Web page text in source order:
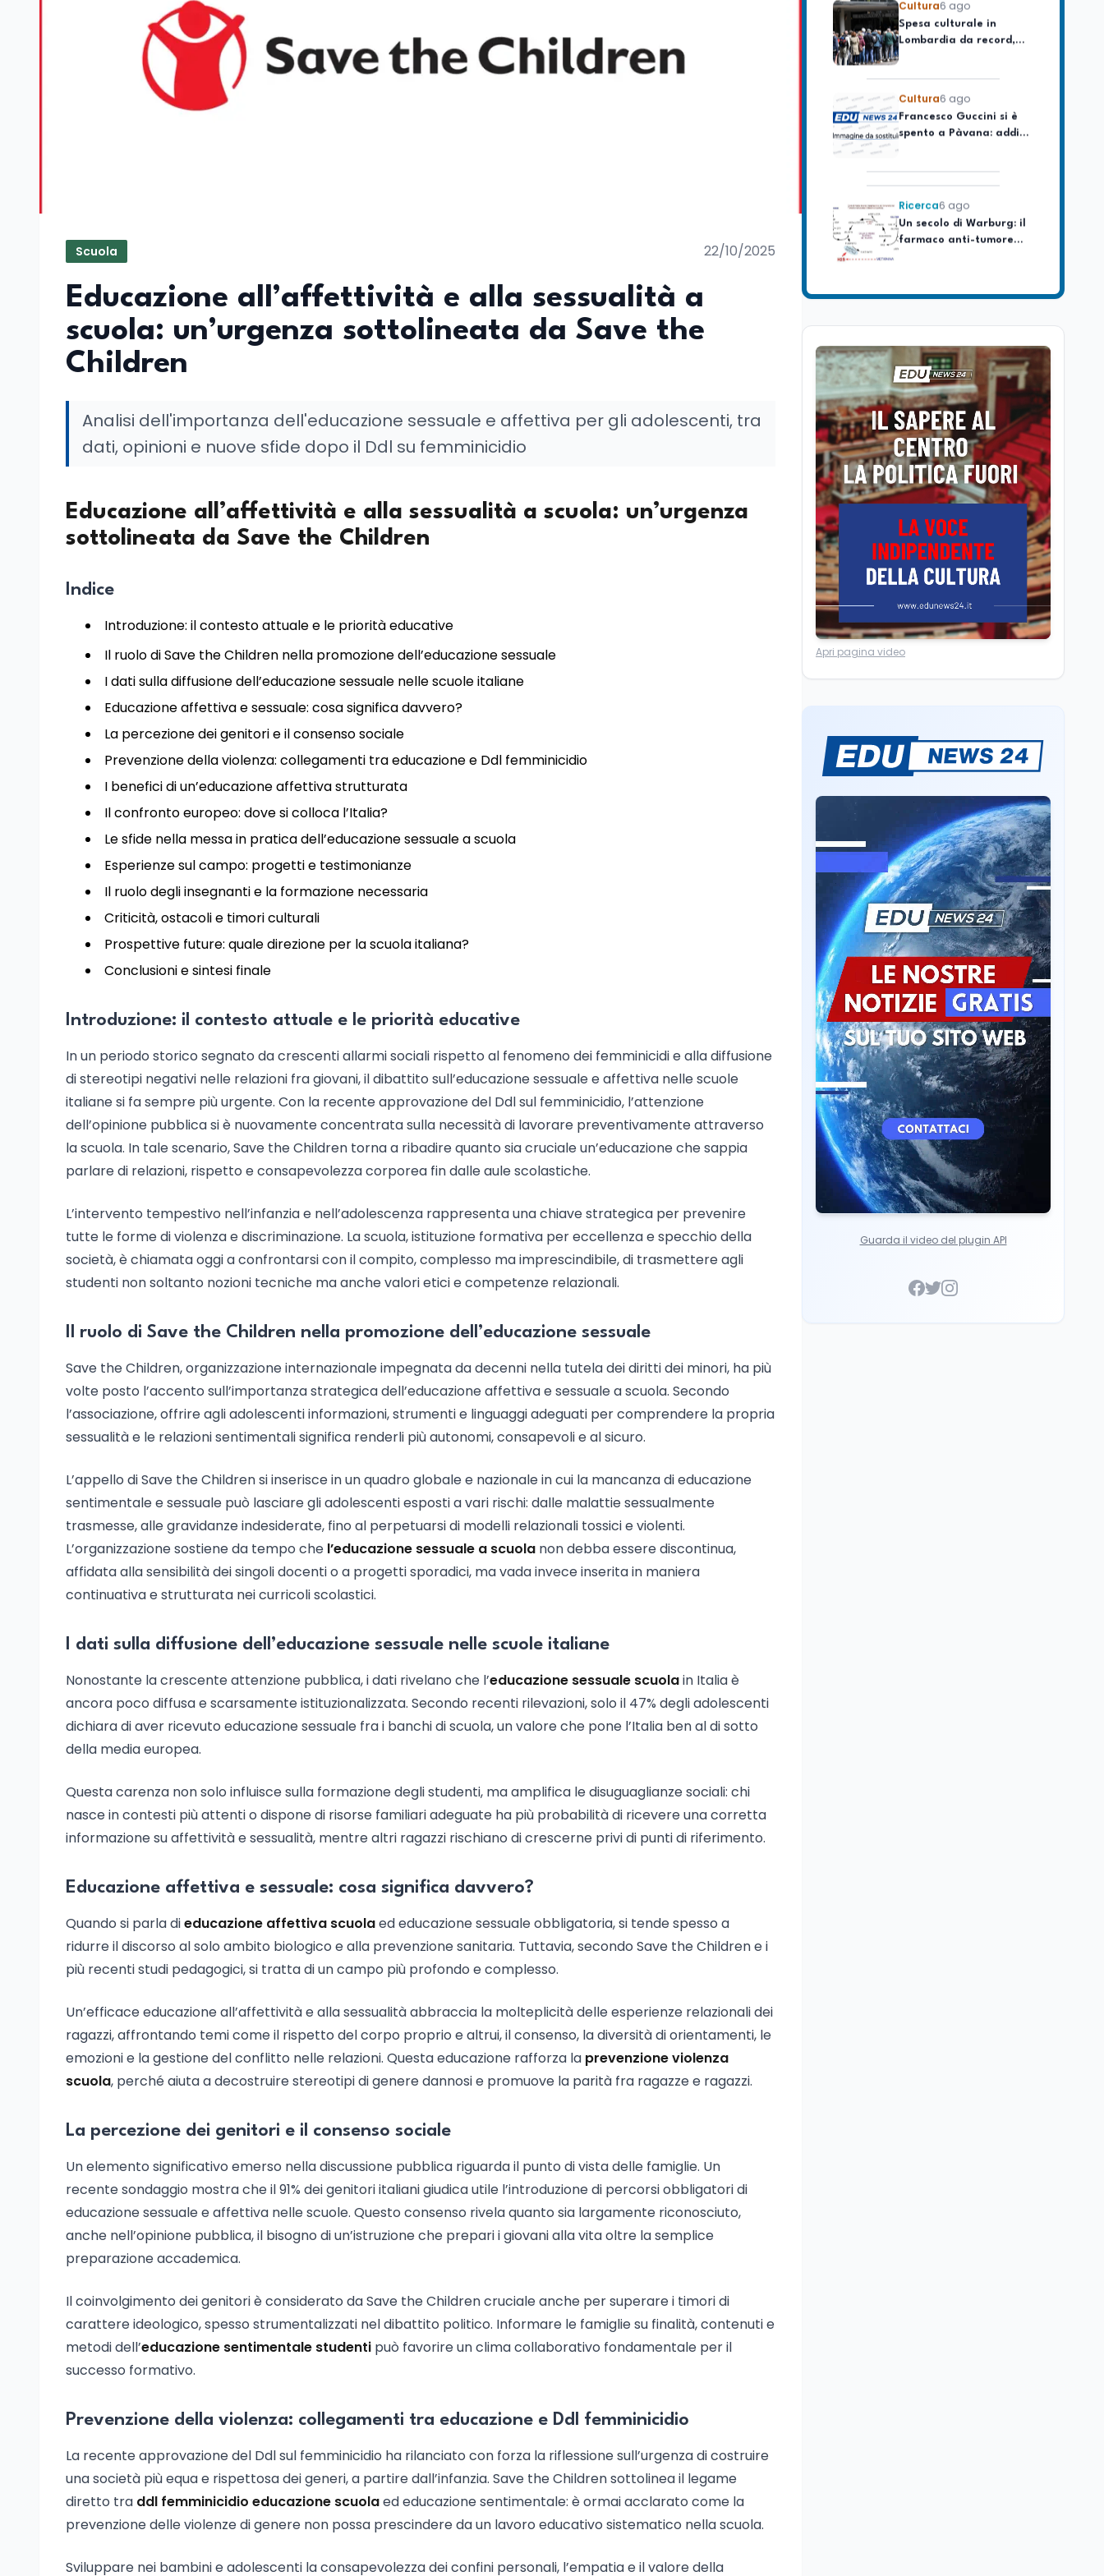
Scuola 22/10/2025
Educazione all’affettività e alla sessualità a
scuola: un’urgenza sottolineata da Save the
Children
Analisi dell'importanza dell'educazione sessuale e affettiva per gli adolescenti, tra
dati, opinioni e nuove sfide dopo il Ddl su femminicidio
Educazione all’affettività e alla sessualità a scuola: un’urgenza
sottolineata da Save the Children
Indice
Introduzione: il contesto attuale e le priorità educative
Il ruolo di Save the Children nella promozione dell’educazione sessuale
I dati sulla diffusione dell’educazione sessuale nelle scuole italiane
Educazione affettiva e sessuale: cosa significa davvero?
La percezione dei genitori e il consenso sociale
Prevenzione della violenza: collegamenti tra educazione e Ddl femminicidio
I benefici di un’educazione affettiva strutturata
Il confronto europeo: dove si colloca l’Italia?
Le sfide nella messa in pratica dell’educazione sessuale a scuola
Esperienze sul campo: progetti e testimonianze
Il ruolo degli insegnanti e la formazione necessaria
Criticità, ostacoli e timori culturali
Prospettive future: quale direzione per la scuola italiana?
Conclusioni e sintesi finale
Introduzione: il contesto attuale e le priorità educative
In un periodo storico segnato da crescenti allarmi sociali rispetto al fenomeno dei femminicidi e alla diffusione
di stereotipi negativi nelle relazioni fra giovani, il dibattito sull’educazione sessuale e affettiva nelle scuole
italiane si fa sempre più urgente. Con la recente approvazione del Ddl sul femminicidio, l’attenzione
dell’opinione pubblica si è nuovamente concentrata sulla necessità di lavorare preventivamente attraverso
la scuola. In tale scenario, Save the Children torna a ribadire quanto sia cruciale un’educazione che sappia
parlare di relazioni, rispetto e consapevolezza corporea fin dalle aule scolastiche.
L’intervento tempestivo nell’infanzia e nell’adolescenza rappresenta una chiave strategica per prevenire
tutte le forme di violenza e discriminazione. La scuola, istituzione formativa per eccellenza e specchio della
società, è chiamata oggi a confrontarsi con il compito, complesso ma imprescindibile, di trasmettere agli
studenti non soltanto nozioni tecniche ma anche valori etici e competenze relazionali.
Il ruolo di Save the Children nella promozione dell’educazione sessuale
Save the Children, organizzazione internazionale impegnata da decenni nella tutela dei diritti dei minori, ha più
volte posto l’accento sull’importanza strategica dell’educazione affettiva e sessuale a scuola. Secondo
l’associazione, offrire agli adolescenti informazioni, strumenti e linguaggi adeguati per comprendere la propria
sessualità e le relazioni sentimentali significa renderli più autonomi, consapevoli e al sicuro.
L’appello di Save the Children si inserisce in un quadro globale e nazionale in cui la mancanza di educazione
sentimentale e sessuale può lasciare gli adolescenti esposti a vari rischi: dalle malattie sessualmente
trasmesse, alle gravidanze indesiderate, fino al perpetuarsi di modelli relazionali tossici e violenti.
L’organizzazione sostiene da tempo che l’educazione sessuale a scuola non debba essere discontinua,
affidata alla sensibilità dei singoli docenti o a progetti sporadici, ma vada invece inserita in maniera
continuativa e strutturata nei curricoli scolastici.
I dati sulla diffusione dell’educazione sessuale nelle scuole italiane
Nonostante la crescente attenzione pubblica, i dati rivelano che l’educazione sessuale scuolain Italia è
ancora poco diffusa e scarsamente istituzionalizzata. Secondo recenti rilevazioni, solo il 47% degli adolescenti
dichiara di aver ricevuto educazione sessuale fra i banchi di scuola, un valore che pone l’Italia ben al di sotto
della media europea.
Questa carenza non solo influisce sulla formazione degli studenti, ma amplifica le disuguaglianze sociali: chi
nasce in contesti più attenti o dispone di risorse familiari adeguate ha più probabilità di ricevere una corretta
informazione su affettività e sessualità, mentre altri ragazzi rischiano di crescerne privi di punti di riferimento.
Educazione affettiva e sessuale: cosa significa davvero?
Quando si parla dieducazione affettiva scuolaed educazione sessuale obbligatoria, si tende spesso a
ridurre il discorso al solo ambito biologico e alla prevenzione sanitaria. Tuttavia, secondo Save the Children e i
più recenti studi pedagogici, si tratta di un campo più profondo e complesso.
Un’efficace educazione all’affettività e alla sessualità abbraccia la molteplicità delle esperienze relazionali dei
ragazzi, affrontando temi come il rispetto del corpo proprio e altrui, il consenso, la diversità di orientamenti, le
emozioni e la gestione del conflitto nelle relazioni. Questa educazione rafforza la prevenzione violenza
scuola, perché aiuta a decostruire stereotipi di genere dannosi e promuove la parità fra ragazze e ragazzi.
La percezione dei genitori e il consenso sociale
Un elemento significativo emerso nella discussione pubblica riguarda il punto di vista delle famiglie. Un
recente sondaggio mostra che il 91% dei genitori italiani giudica utile l’introduzione di percorsi obbligatori di
educazione sessuale e affettiva nelle scuole. Questo consenso rivela quanto sia largamente riconosciuto,
anche nell’opinione pubblica, il bisogno di un’istruzione che prepari i giovani alla vita oltre la semplice
preparazione accademica.
Il coinvolgimento dei genitori è considerato da Save the Children cruciale anche per superare i timori di
carattere ideologico, spesso strumentalizzati nel dibattito politico. Informare le famiglie su finalità, contenuti e
metodi dell’educazione sentimentale studenti può favorire un clima collaborativo fondamentale per il
successo formativo.
Prevenzione della violenza: collegamenti tra educazione e Ddl femminicidio
La recente approvazione del Ddl sul femminicidio ha rilanciato con forza la riflessione sull’urgenza di costruire
una società più equa e rispettosa dei generi, a partire dall’infanzia. Save the Children sottolinea il legame
diretto tra ddl femminicidio educazione scuolaed educazione sentimentale: è ormai acclarato come la
prevenzione delle violenze di genere non possa prescindere da un lavoro educativo sistematico nella scuola.
Sviluppare nei bambini e adolescenti la consapevolezza dei confini personali, l’empatia e il valore della
Spesa culturale in
Lombardia da record,
ma la voragine Nord-
Francesco Guccini si è
spento a Pàvana: addio
al Maestrone
Un secolo di Warburg: il
farmaco anti-tumore
che accende la glicolisi
Il rivelatore che 'vede' i
roccia
Scuola6 ago
Posizioni economiche
ATA: la matematica
degli arretrati fino a
4.150 euro
Cultura6 ago
Spesa culturale in
Lombardia da record,
ma la voragine Nord-
Sud triplica
Cultura6 ago
Francesco Guccini si è
al Maestrone
Ricerca
Ricerca6 ago
Il rivelatore che 'vede' i
reattori spenti
attraverso 400 metri di
Scuola6 ago
Posizioni economiche
ATA: la matematica
degli arretrati fino a
4.150 euro
Cultura6 ago
Spesa culturale in
Lombardia da record,
ma la voragine Nord-
Sud triplica
Cultura6 ago
Francesco Guccini si è
spento a Pàvana: addio
al Maestrone
Apri pagina video
Guarda il video del plugin API